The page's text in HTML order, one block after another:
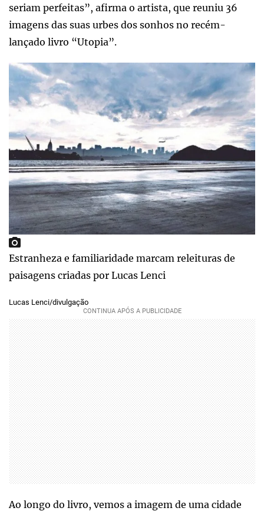
seriam perfeitas”, afirma o artista, que reuniu 36
imagens das suas urbes dos sonhos no recém-
lançado livro “Utopia”.
Estranheza e familiaridade marcam releituras de
paisagens criadas por Lucas Lenci
Lucas Lenci/divulgação
Ao longo do livro, vemos a imagem de uma cidade